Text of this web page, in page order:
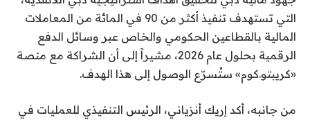
التي تستهدف تنفيذ أكثر من 90 في المائة من المعاملات
المالية بالقطاعين الحكومي والخاص عبر وسائل الدفع
الرقمية بحلول عام 2026، مشيراً إلى أن الشراكة مع منصة
«كريبتو.كوم» ستُسرّع الوصول إلى هذا الهدف.
من جانبه، أكد إريك أنزياني، الرئيس التنفيذي للعمليات في